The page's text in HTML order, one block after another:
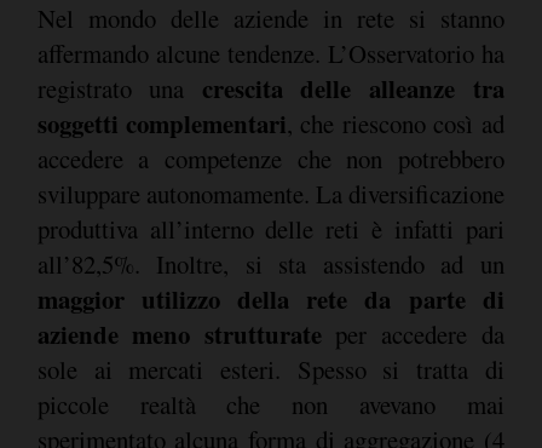
Nel mondo delle aziende in rete si stanno
affermando alcune tendenze. L’Osservatorio ha
registrato una crescita delle alleanze tra
soggetti complementari, che riescono così ad
accedere a competenze che non potrebbero
sviluppare autonomamente. La diversificazione
produttiva all’interno delle reti è infatti pari
all’82,5%. Inoltre, si sta assistendo ad un
maggior utilizzo della rete da parte di
aziende meno strutturate per accedere da
sole ai mercati esteri. Spesso si tratta di
piccole realtà che non avevano mai
sperimentato alcuna forma di aggregazione (4